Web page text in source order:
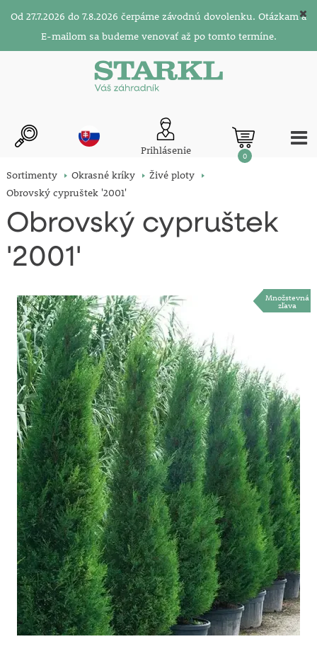
Od 27.7.2026 do 7.8.2026 čerpáme závodnú dovolenku. Otázkam a
E-mailom sa budeme venovať až po tomto termíne.
Prihlásenie 0
Sortimenty Okrasné kríky
Živé ploty
Obrovský cypruštek '2001'
Obrovský cypruštek
'2001'
Množstevná
zľava